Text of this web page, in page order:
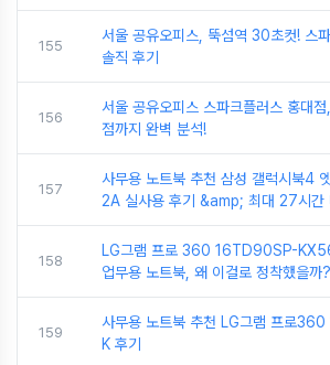
155
서울 공유오피스, 뚝섬역 30초컷! 스
솔직 후기
156
서울 공유오피스 스파크플러스 홍대
점까지 완벽 분석!
157
사무용 노트북 추천 삼성 갤럭시북
2A 실사용 후기 &amp; 최대 27시간
158
LG그램 프로 360 16TD90SP-
업무용 노트북, 왜 이걸로 정착했을까?
159
사무용 노트북 추천 LG그램 프로
K 후기